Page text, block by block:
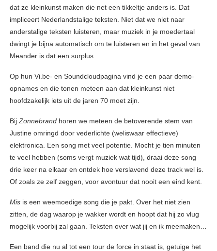
dat ze kleinkunst maken die net een tikkeltje anders is. Dat
impliceert Nederlandstalige teksten. Niet dat we niet naar
anderstalige teksten luisteren, maar muziek in je moedertaal
dwingt je bijna automatisch om te luisteren en in het geval van
Meander is dat een surplus.
Op hun Vi.be- en Soundcloudpagina vind je een paar demo-
opnames en die tonen meteen aan dat kleinkunst niet
hoofdzakelijk iets uit de jaren 70 moet zijn.
Bij Zonnebrand horen we meteen de betoverende stem van
Justine omringd door vederlichte (weliswaar effectieve)
elektronica. Een song met veel potentie. Mocht je tien minuten
te veel hebben (soms vergt muziek wat tijd), draai deze song
drie keer na elkaar en ontdek hoe verslavend deze track wel is.
Of zoals ze zelf zeggen, voor avontuur dat nooit een eind kent.
Mis is een weemoedige song die je pakt. Over het niet zien
zitten, de dag waarop je wakker wordt en hoopt dat hij zo vlug
mogelijk voorbij zal gaan. Teksten over wat jij en ik meemaken…
Een band die nu al tot een tour de force in staat is, getuige het